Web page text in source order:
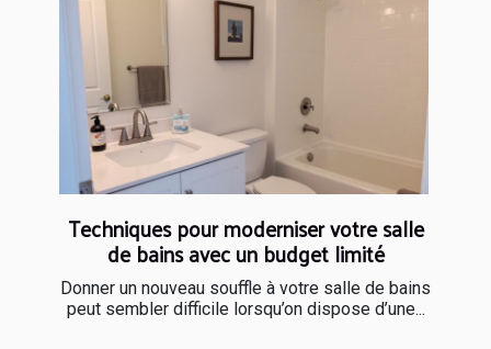
Techniques pour moderniser votre salle
de bains avec un budget limité
Donner un nouveau souffle à votre salle de bains
peut sembler difficile lorsqu’on dispose d’une...